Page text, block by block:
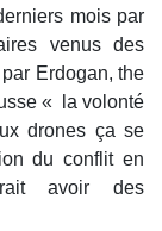
mois par
venus des
Erdogan, the
« la volonté
drones ça se
du conflit en
avoir des